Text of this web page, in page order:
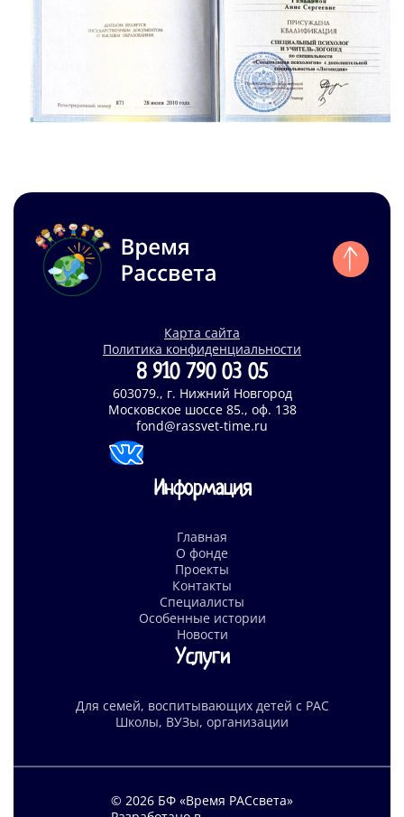
Карта сайта
Политика конфиденциальности
8 910 790 03 05
603079., г. Нижний Новгород
Московское шоссе 85., оф. 138
fond@rassvet-time.ru
Информация
Главная
О фонде
Проекты
Контакты
Специалисты
Особенные истории
Новости
Услуги
Для семей, воспитывающих детей с РАС
Школы, ВУЗы, организации
© 2026 БФ «Время РАСсвета»